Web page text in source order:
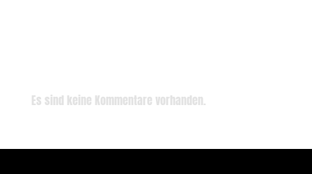
Es sind keine Kommentare vorhanden.